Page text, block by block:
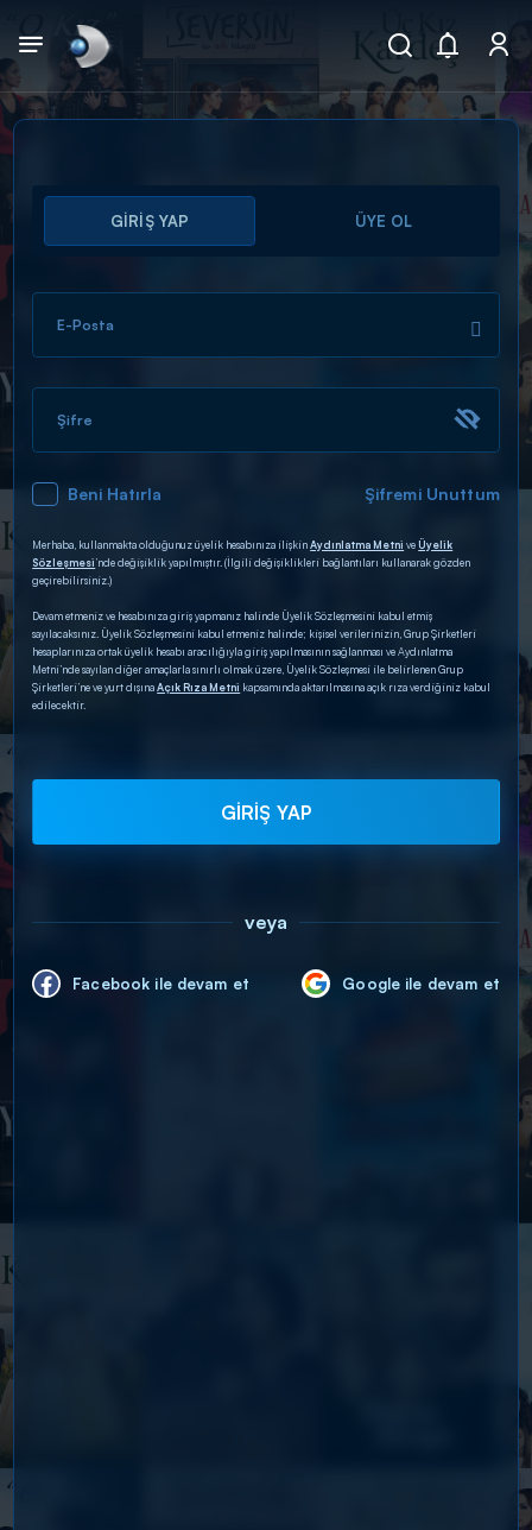
Arama
ARAMA SONUÇLARI
DİĞER SONUÇLAR
GİRİŞ YAP ÜYE OL
E-Posta
Şifre
Beni Hatırla Şifremi Unuttum
Merhaba, kullanmakta olduğunuz üyelik hesabınıza ilişkinAydınlatma Metni veÜyelik
Sözleşmesi’nde değişiklik yapılmıştır. (İlgili değişiklikleri bağlantıları kullanarak gözden
geçirebilirsiniz.)
Devam etmeniz ve hesabınıza giriş yapmanız halinde Üyelik Sözleşmesini kabul etmiş
sayılacaksınız. Üyelik Sözleşmesini kabul etmeniz halinde; kişisel verilerinizin, Grup Şirketleri
hesaplarınıza ortak üyelik hesabı aracılığıyla giriş yapılmasının sağlanması ve Aydınlatma
Metni’nde sayılan diğer amaçlarla sınırlı olmak üzere, Üyelik Sözleşmesi ile belirlenen Grup
Şirketleri’ne ve yurt dışınaAçık Rıza Metni kapsamında aktarılmasına açık rıza verdiğiniz kabul
edilecektir.
GİRİŞ YAP
veya
Facebook ile devam et Google ile devam et